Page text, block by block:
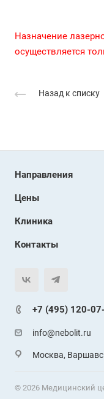
Назначение
осуществляется
Назад к списку
Направления
Цены
Клиника
Контакты
+7 (495) 120-
info@nebolit.ru
Москва,
© 2026 Медицинский